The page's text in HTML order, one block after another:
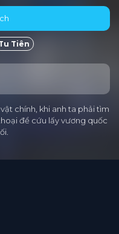
Tiên
chính, khi anh ta phải tìm
để cứu lấy vương quốc